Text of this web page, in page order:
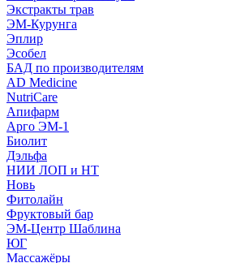
Экстракты трав
ЭМ-Курунга
Эплир
Эсобел
БАД по производителям
AD Medicine
NutriCare
Апифарм
Арго ЭМ-1
Биолит
Дэльфа
НИИ ЛОП и НТ
Новь
Фитолайн
Фруктовый бар
ЭМ-Центр Шаблина
ЮГ
Массажёры